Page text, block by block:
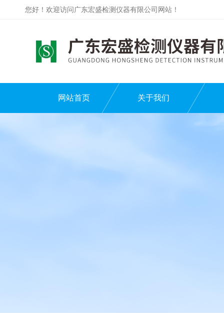
您好！欢迎访问广东宏盛检测仪器有限公司网站！
网站首页 关于我们